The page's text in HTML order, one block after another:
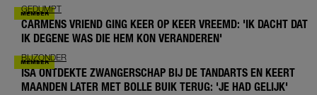
GEDUMPT
CARMENS VRIEND GING KEER OP KEER VREEMD: 'IK DACHT DAT
IK DEGENE WAS DIE HEM KON VERANDEREN'
BIJZONDER
ISA ONTDEKTE ZWANGERSCHAP BIJ DE TANDARTS EN KEERT
MAANDEN LATER MET BOLLE BUIK TERUG: 'JE HAD GELIJK'